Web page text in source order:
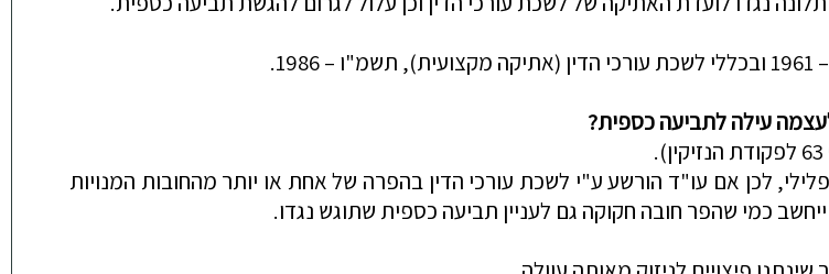
1961 ובכללי לשכת עורכי הדין (אתיקה מקצועית), תשמ"ו –
1986.
עילה לתביעה כספית?
לכן אם עו"ד הורשע ע"י לשכת עורכי הדין בהפרה של אחת או יותר מהחובות המנויות
כמי שהפר חובה חקוקה גם לעניין תביעה כספית שתוגש נגדו.